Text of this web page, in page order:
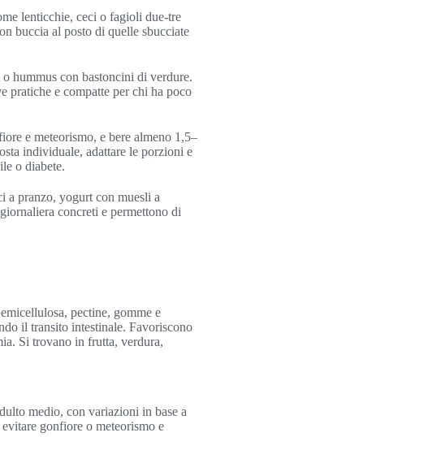
lenticchie, ceci o fagioli due‑tre
buccia al posto di quelle sbucciate
hummus con bastoncini di verdure.
pratiche e compatte per chi ha poco
e meteorismo, e bere almeno 1,5–
individuale, adattare le porzioni e
o diabete.
a pranzo, yogurt con muesli a
concreti e permettono di
pectine, gomme e
il transito intestinale. Favoriscono
Si trovano in frutta, verdura,
medio, con variazioni in base a
gonfiore o meteorismo e